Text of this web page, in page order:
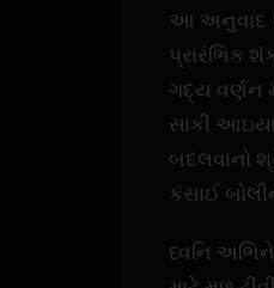
આ અનુવાદ
પ્રારંભિક
ગદ્ય વર્ણન
સાકી
બદલવાનો
કંસાઈ
ધ્વનિ